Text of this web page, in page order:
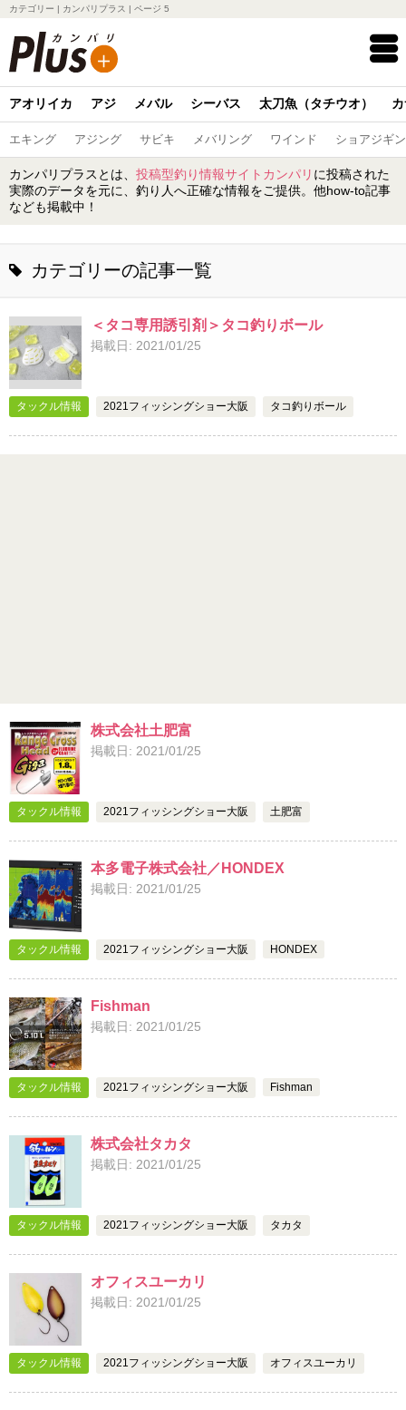
カテゴリー | カンパリプラス | ページ 5
アオリイカ アジ メバル シーバス 太刀魚（タチウオ）
エキング アジング サビキ メバリング ワインド ショアジギ
カンパリプラスとは、 投稿型釣り情報サイトカンパリ に投稿された
実際のデータを元に、釣り人へ正確な情報をご提供。他how-to記事
なども掲載中！
カテゴリーの記事一覧
＜タコ専用誘引剤＞タコ釣りボール
掲載日: 2021/01/25
タックル情報 2021フィッシングショー大阪 タコ釣りボール
株式会社土肥富
掲載日: 2021/01/25
タックル情報 2021フィッシングショー大阪 土肥富
本多電子株式会社／HONDEX
掲載日: 2021/01/25
タックル情報 2021フィッシングショー大阪 HONDEX
Fishman
掲載日: 2021/01/25
タックル情報 2021フィッシングショー大阪 Fishman
株式会社タカタ
掲載日: 2021/01/25
タックル情報 2021フィッシングショー大阪 タカタ
オフィスユーカリ
掲載日: 2021/01/25
タックル情報 2021フィッシングショー大阪 オフィスユーカリ